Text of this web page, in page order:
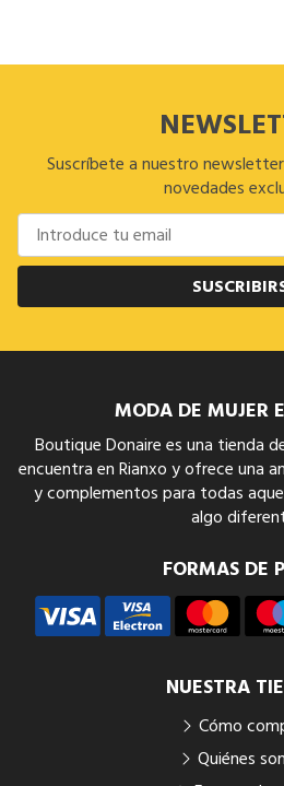
Suscríbete a nuestro
novedades
MODA DE MUJER
Boutique Donaire es una tienda
encuentra en Rianxo y ofrece una
y complementos para todas
algo
FORMAS DE
NUESTRA
Cómo
Quiénes